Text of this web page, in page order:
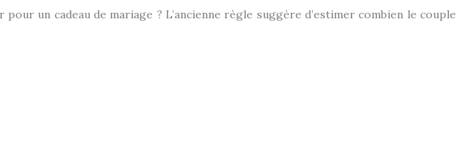
un cadeau de mariage ? L’ancienne règle suggère d’estimer combien le couple